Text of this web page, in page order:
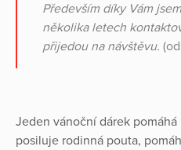
Především díky Vám
několika letech
přijedou na návštěvu.
Jeden vánoční dárek
posiluje rodinná pouta,